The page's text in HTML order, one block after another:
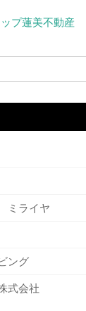
プ蓮美不動産
ミライヤ
ング
式会社